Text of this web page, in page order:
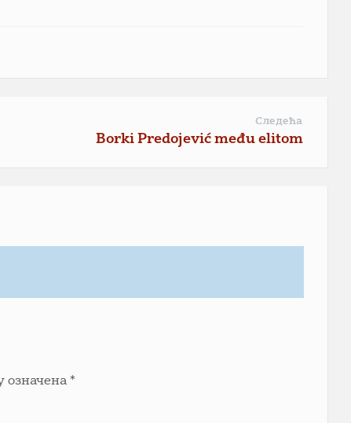
Следећа
Borki Predojević među elitom
означена*